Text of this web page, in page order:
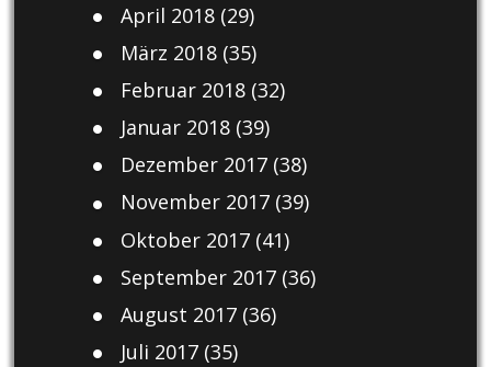
April 2018(29)
März 2018(35)
Februar 2018(32)
Januar 2018(39)
Dezember 2017(38)
November 2017(39)
Oktober 2017(41)
September 2017(36)
August 2017(36)
Juli 2017(35)